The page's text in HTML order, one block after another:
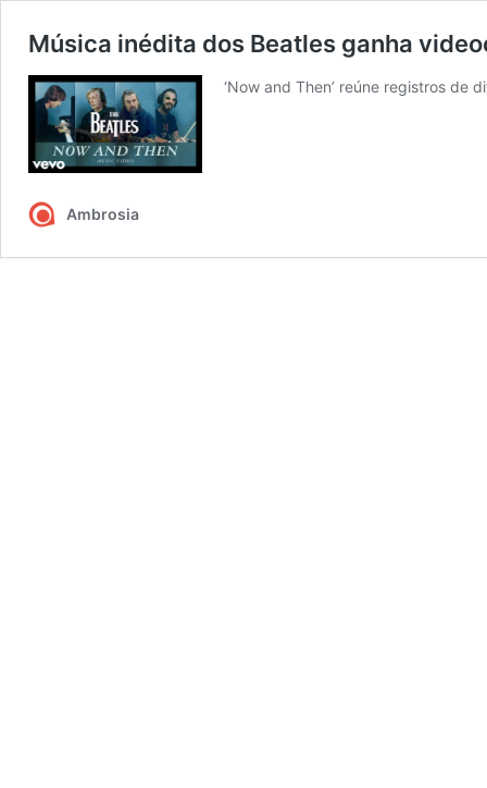
Música inédita dos Beatles ganha
‘Now and Then’ reúne registros de
Ambrosia